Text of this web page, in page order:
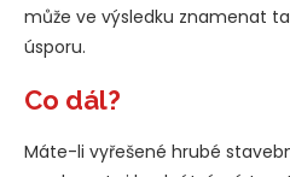
může ve výsledku znamenat
úsporu.
Co dál?
Máte-li vyřešené hrubé